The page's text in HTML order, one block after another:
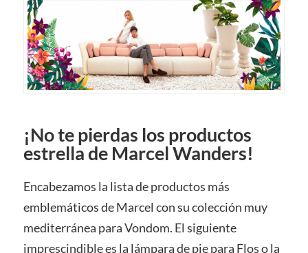
¡No te pierdas los productos
estrella de Marcel Wanders!
Encabezamos la lista de productos más
emblemáticos de Marcel con su colección muy
mediterránea para Vondom. El siguiente
imprescindible es la lámpara de pie para Flos o la